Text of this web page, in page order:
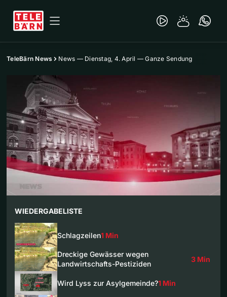
TeleBärn News News — Dienstag, 4. April — Ganze Sendung
WIEDERGABELISTE
Schlagzeilen1 Min
Dreckige Gewässer wegen
Landwirtschafts-Pestiziden
3 Min
Wird Lyss zur Asylgemeinde?1 Min